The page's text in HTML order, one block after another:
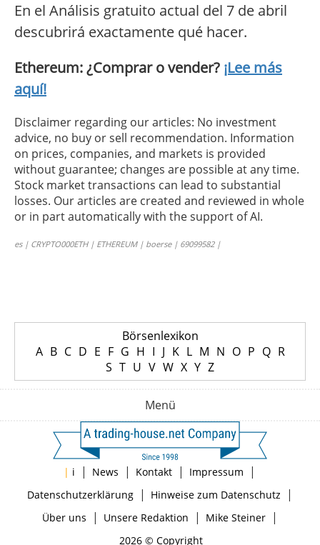
En el Análisis gratuito actual del 7 de abril
descubrirá exactamente qué hacer.
Ethereum: ¿Comprar o vender? ¡Lee más
aquí!
Disclaimer regarding our articles: No investment
advice, no buy or sell recommendation. Information
on prices, companies, and markets is provided
without guarantee; changes are possible at any time.
Stock market transactions can lead to substantial
losses. Our articles are created and reviewed in whole
or in part automatically with the support of AI.
es | CRYPTO000ETH | ETHEREUM | boerse | 69099582 |
Börsenlexikon
A B C D E F G H I J K L M N O P Q R
S T U V W X Y Z
Menü
| i | News | Kontakt | Impressum |
Datenschutzerklärung| Hinweise zum Datenschutz |
Über uns | Unsere Redaktion | Mike Steiner|
2026 © Copyright